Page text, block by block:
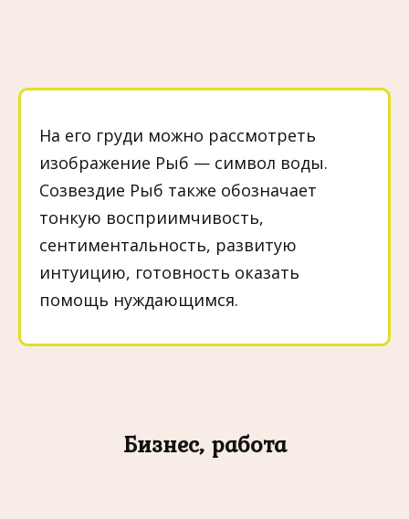
На его груди можно рассмотреть
изображение Рыб — символ воды.
Созвездие Рыб также обозначает
тонкую восприимчивость,
сентиментальность, развитую
интуицию, готовность оказать
помощь нуждающимся.
Бизнес, работа